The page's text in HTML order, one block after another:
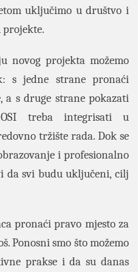
uključimo u društvo i
projekte.
novog projekta možemo
s jedne strane pronaći
a s druge strane pokazati
treba integrisati u
tržište rada. Dok se
i profesionalno
da svi budu uključeni, cilj
pronaći pravo mjesto za
Ponosni smo što možemo
prakse i da su danas